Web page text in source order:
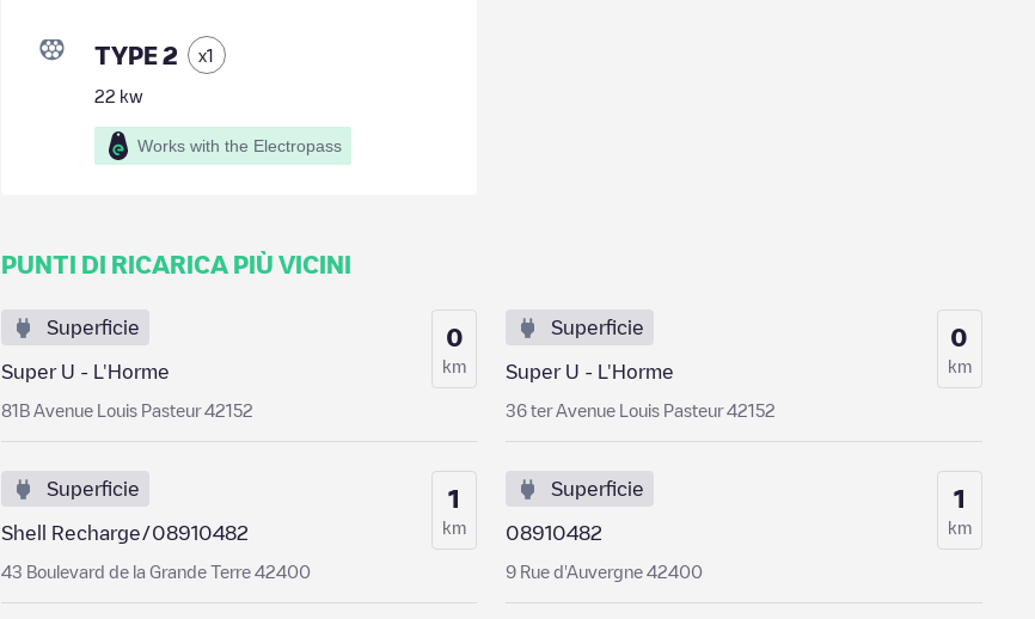
TYPE 2 x1
22 kw
Works with the Electropass
PUNTI DI RICARICA PIÙ VICINI
Superficie
Super U - L'Horme
81B Avenue Louis Pasteur 42152
0
km
Superficie
Super U - L'Horme
36 ter Avenue Louis Pasteur 42152
0
km
Superficie
Shell Recharge/08910482
43 Boulevard de la Grande Terre 42400
1
km
Superficie
08910482
9 Rue d'Auvergne 42400
1
km